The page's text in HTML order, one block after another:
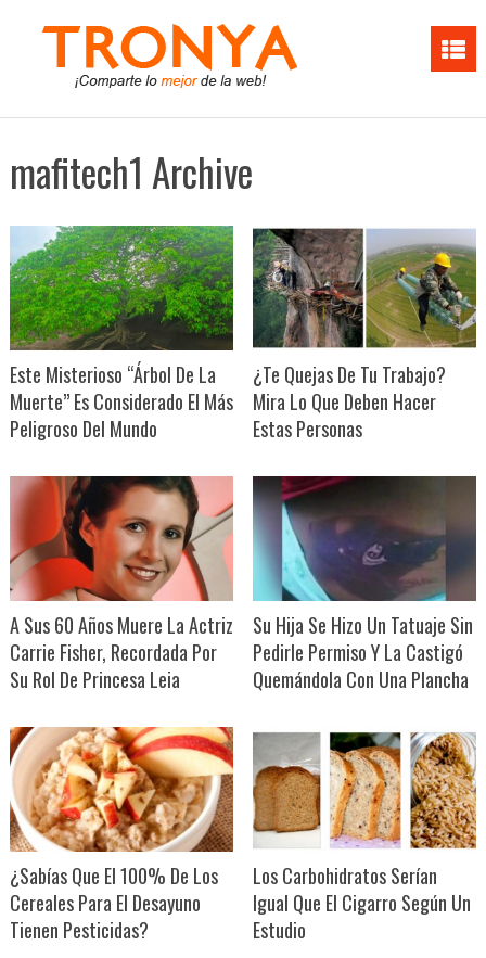
mafitech1 Archive
Este Misterioso “Árbol De La
Muerte” Es Considerado El Más
Peligroso Del Mundo
¿Te Quejas De Tu Trabajo?
Mira Lo Que Deben Hacer
Estas Personas
A Sus 60 Años Muere La Actriz
Carrie Fisher, Recordada Por
Su Rol De Princesa Leia
Su Hija Se Hizo Un Tatuaje Sin
Pedirle Permiso Y La Castigó
Quemándola Con Una Plancha
¿Sabías Que El 100% De Los
Cereales Para El Desayuno
Tienen Pesticidas?
Los Carbohidratos Serían
Igual Que El Cigarro Según Un
Estudio